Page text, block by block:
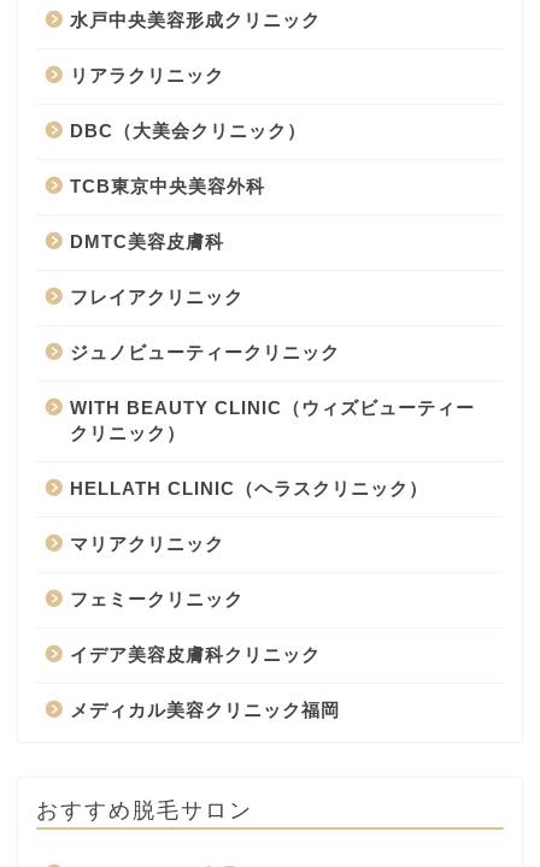
水戸中央美容形成クリニック
リアラクリニック
DBC（大美会クリニック）
TCB東京中央美容外科
DMTC美容皮膚科
フレイアクリニック
ジュノビューティークリニック
WITH BEAUTY CLINIC（ウィズビューティー
クリニック）
HELLATH CLINIC（ヘラスクリニック）
マリアクリニック
フェミークリニック
イデア美容皮膚科クリニック
メディカル美容クリニック福岡
おすすめ脱毛サロン